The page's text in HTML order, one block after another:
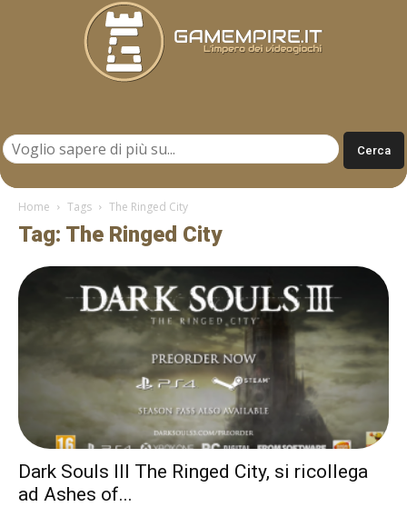
Home Tags The Ringed City
Tag: The Ringed City
Dark Souls III The Ringed City, si ricollega
ad Ashes of...